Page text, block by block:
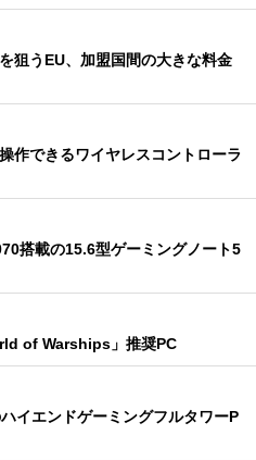
狙うEU、加盟国間の大きな料金
作できるワイヤレスコントローラ
搭載の15.6型ゲーミングノート5
of Warships」推奨PC
イエンドゲーミングフルタワーP